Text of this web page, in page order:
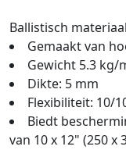
Ballistisch
Gemaakt van
Gewicht 5.3 kg/
Dikte: 5 mm
Flexibiliteit: 10/
Biedt
van 10 x 12" (250 x